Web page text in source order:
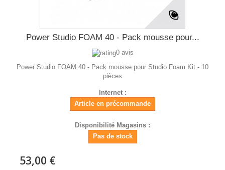
Power Studio FOAM 40 - Pack mousse pour...
0 avis
Power Studio FOAM 40 - Pack mousse pour Studio Foam Kit - 10
pièces
Internet :
Article en précommande
Disponibilité Magasins :
Pas de stock
53,00 €